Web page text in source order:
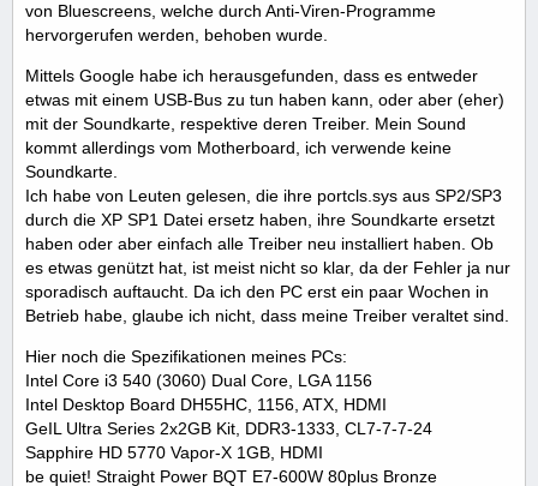
von Bluescreens, welche durch Anti-Viren-Programme
hervorgerufen werden, behoben wurde.
Mittels Google habe ich herausgefunden, dass es entweder
etwas mit einem USB-Bus zu tun haben kann, oder aber (eher)
mit der Soundkarte, respektive deren Treiber. Mein Sound
kommt allerdings vom Motherboard, ich verwende keine
Soundkarte.
Ich habe von Leuten gelesen, die ihre portcls.sys aus SP2/SP3
durch die XP SP1 Datei ersetz haben, ihre Soundkarte ersetzt
haben oder aber einfach alle Treiber neu installiert haben. Ob
es etwas genützt hat, ist meist nicht so klar, da der Fehler ja nur
sporadisch auftaucht. Da ich den PC erst ein paar Wochen in
Betrieb habe, glaube ich nicht, dass meine Treiber veraltet sind.
Hier noch die Spezifikationen meines PCs:
Intel Core i3 540 (3060) Dual Core, LGA 1156
Intel Desktop Board DH55HC, 1156, ATX, HDMI
GeIL Ultra Series 2x2GB Kit, DDR3-1333, CL7-7-7-24
Sapphire HD 5770 Vapor-X 1GB, HDMI
be quiet! Straight Power BQT E7-600W 80plus Bronze